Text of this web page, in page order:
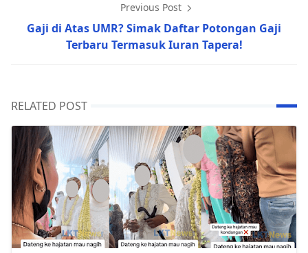
Previous Post
Gaji di Atas UMR? Simak Daftar Potongan Gaji
Terbaru Termasuk Iuran Tapera!
RELATED POST